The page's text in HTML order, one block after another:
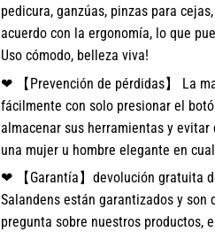
pedicura, ganzúas, pinzas para
acuerdo con la ergonomía, lo que
Uso cómodo, belleza viva!
❤ 【Prevención de pérdidas】 La
fácilmente con solo presionar el
almacenar sus herramientas y
una mujer u hombre elegante en
❤ 【Garantía】devolución gratuita
Salandens están garantizados y
pregunta sobre nuestros productos,